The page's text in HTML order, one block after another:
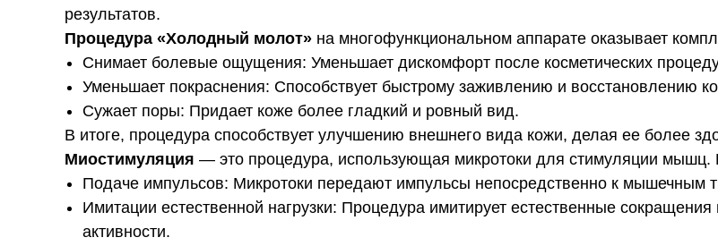
результатов.
Процедура «Холодный молот» на многофункциональном аппарате оказывает
Снимает болевые ощущения: Уменьшает дискомфорт после косметических
Уменьшает покраснения: Способствует быстрому заживлению и восстановлению
Сужает поры: Придает коже более гладкий и ровный вид.
В итоге, процедура способствует улучшению внешнего вида кожи, делая ее более
Миостимуляция — это процедура, использующая микротоки для стимуляции мышц.
Подаче импульсов: Микротоки передают импульсы непосредственно к мышечным
Имитации естественной нагрузки: Процедура имитирует естественные
активности.